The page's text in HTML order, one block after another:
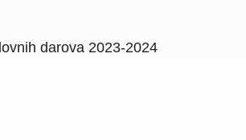
darova 2023-2024